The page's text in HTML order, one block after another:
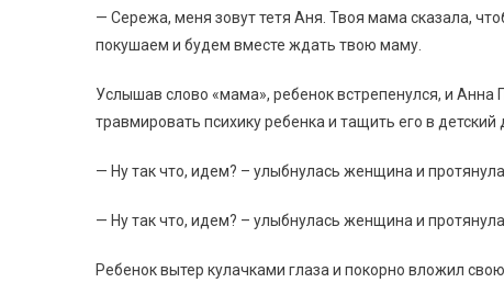
— Сережа, меня зовут тетя Аня. Твоя мама сказала,
покушаем и будем вместе ждать твою маму.
Услышав слово «мама», ребенок встрепенулся, и
травмировать психику ребенка и тащить его в
— Ну так что, идем? – улыбнулась женщина и
— Ну так что, идем? – улыбнулась женщина и
Ребенок вытер кулачками глаза и покорно вложил